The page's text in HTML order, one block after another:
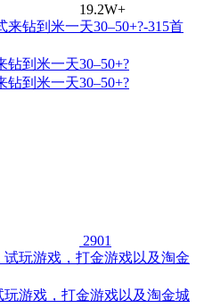
19.2W+
到米一天30–50+?
到米一天30–50+?
2901
游戏，打金游戏以及淘金城